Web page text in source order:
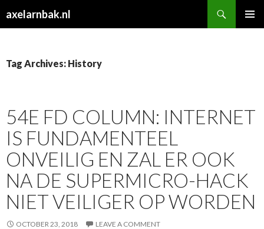
axelarnbak.nl
Tag Archives: History
54E FD COLUMN: INTERNET
IS FUNDAMENTEEL
ONVEILIG EN ZAL ER OOK
NA DE SUPERMICRO-HACK
NIET VEILIGER OP WORDEN
OCTOBER 23, 2018 LEAVE A COMMENT